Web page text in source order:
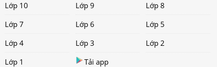
Lớp 10
Lớp 9
Lớp 8
Lớp 7
Lớp 6
Lớp 5
Lớp 4
Lớp 3
Lớp 2
Lớp 1
Tải app